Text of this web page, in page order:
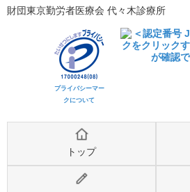
財団東京勤労者医療会 代々木診療所
プライバシーマー
クについて
トップ